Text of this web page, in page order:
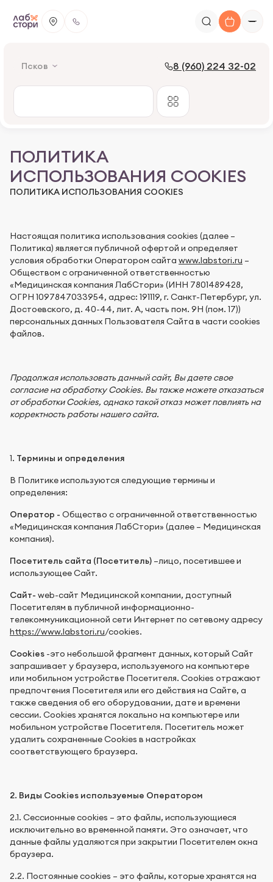
Псков 8 (960) 224 32-02
ПОЛИТИКА
ИСПОЛЬЗОВАНИЯ COOKIES
ПОЛИТИКА ИСПОЛЬЗОВАНИЯ COOKIES
Настоящая политика использования cookies (далее –
Политика) является публичной офертой и определяет
условия обработки Оператором сайта www.labstori.ru –
Обществом с ограниченной ответственностью
«Медицинская компания ЛабСтори» (ИНН 7801489428,
ОГРН 1097847033954, адрес: 191119, г. Санкт-Петербург, ул.
Достоевского, д. 40-44, лит. А, часть пом. 9Н (пом. 17))
персональных данных Пользователя Сайта в части cookies
файлов.
Продолжая использовать данный сайт, Вы даете свое
согласие на обработку Cookies. Вы также можете отказаться
от обработки Cookies, однако такой отказ может повлиять на
корректность работы нашего сайта.
1. Термины и определения
В Политике используются следующие термины и
определения:
Оператор - Общество с ограниченной ответственностью
«Медицинская компания ЛабСтори» (далее – Медицинская
компания).
Посетитель сайта (Посетитель) –лицо, посетившее и
использующее Сайт.
Сайт- web-сайт Медицинской компании, доступный
Посетителям в публичной информационно-
телекоммуникационной сети Интернет по сетевому адресу
https://www.labstori.ru/cookies.
Cookies -это небольшой фрагмент данных, который Сайт
запрашивает у браузера, используемого на компьютере
или мобильном устройстве Посетителя. Cookies отражают
предпочтения Посетителя или его действия на Сайте, а
также сведения об его оборудовании, дате и времени
сессии. Cookies хранятся локально на компьютере или
мобильном устройстве Посетителя. Посетитель может
удалить сохраненные Cookies в настройках
соответствующего браузера.
2. Виды Cookies используемые Оператором
2.1. Сессионные cookies – это файлы, использующиеся
исключительно во временной памяти. Это означает, что
данные файлы удаляются при закрытии Посетителем окна
браузера.
2.2. Постоянные cookies – это файлы, которые хранятся на